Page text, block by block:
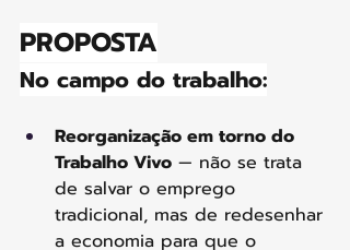
PROPOSTA
No campo do trabalho:
Reorganização em torno do
Trabalho Vivo — não se trata
de salvar o emprego
tradicional, mas de redesenhar
a economia para que o